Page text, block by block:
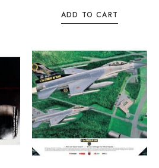
ADD TO CART